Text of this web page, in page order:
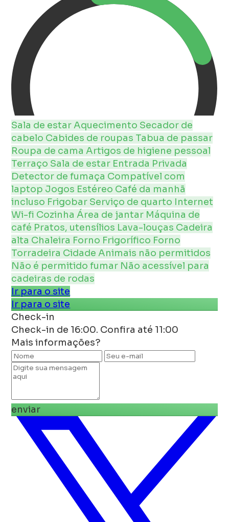
Sala de estarAquecimento Secador de
cabelo Cabides de roupas Tabua de passar
Roupa de camaArtigos de higiene pessoal
Terraço Sala de estar Entrada Privada
Detector de fumaça Compatível com
laptop Jogos Estéreo Café da manhã
incluso Frigobar Serviço de quarto Internet
Wi-fi CozinhaÁrea de jantar Máquina de
café Pratos, utensílios Lava-louças Cadeira
alta Chaleira Forno Frigorífico Forno
Torradeira CidadeAnimais não permitidos
Não é permitido fumar Não acessível para
cadeiras de rodas
Ir para o site
Ir para o site
Check-in
Check-in de 16:00. Confira até 11:00
Mais informações?
enviar